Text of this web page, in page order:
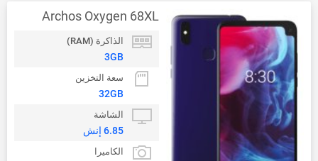
Archos Oxygen 68XL
الذاكرة (RAM)
3GB
سعة التخزين
32GB
الشاشة
6.85 إنش
الكاميرا